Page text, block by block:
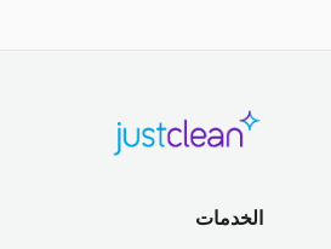
الخدمات